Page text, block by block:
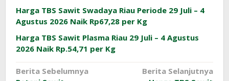
Harga TBS Sawit Swadaya Riau Periode 29 Juli – 4
Agustus 2026 Naik Rp67,28 per Kg
Harga TBS Sawit Plasma Riau 29 Juli – 4 Agustus
2026 Naik Rp.54,71 per Kg
Navigasi
Berita Sebelumnya
Berita Selanjutnya